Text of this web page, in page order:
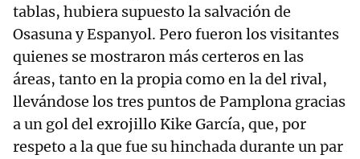
tablas, hubiera supuesto la salvación de
Osasuna y Espanyol. Pero fueron los visitantes
quienes se mostraron más certeros en las
áreas, tanto en la propia como en la del rival,
llevándose los tres puntos de Pamplona gracias
a un gol del exrojillo Kike García, que, por
respeto a la que fue su hinchada durante un par